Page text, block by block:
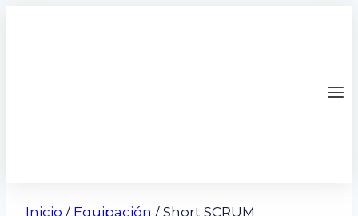
Inicio / Equipación / Short SCRUM